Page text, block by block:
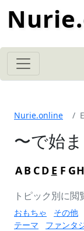
Nurie.online E
〜で始
AB CD E F GH
トピック別に閲
おもちゃ その他
テーマ
ファンタ